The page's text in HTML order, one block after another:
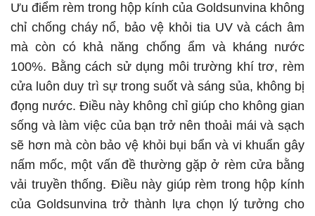
Ưu điểm rèm trong hộp kính của Goldsunvina không
chỉ chống cháy nổ, bảo vệ khỏi tia UV và cách âm
mà còn có khả năng chống ẩm và kháng nước
100%. Bằng cách sử dụng môi trường khí trơ, rèm
cửa luôn duy trì sự trong suốt và sáng sủa, không bị
đọng nước. Điều này không chỉ giúp cho không gian
sống và làm việc của bạn trở nên thoải mái và sạch
sẽ hơn mà còn bảo vệ khỏi bụi bẩn và vi khuẩn gây
nấm mốc, một vấn đề thường gặp ở rèm cửa bằng
vải truyền thống. Điều này giúp rèm trong hộp kính
của Goldsunvina trở thành lựa chọn lý tưởng cho